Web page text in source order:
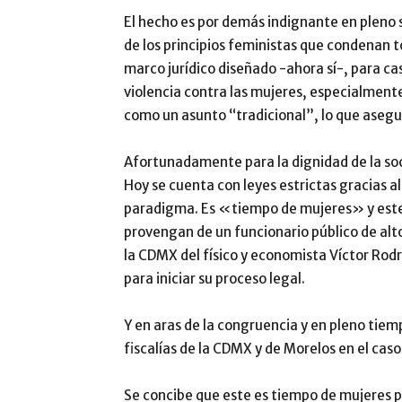
El hecho es por demás indignante en
de los principios feministas que condenan
marco jurídico diseñado -ahora sí-, para
violencia contra las mujeres,
como un asunto “tradicional”, lo que
Afortunadamente para la dignidad de la
Hoy se cuenta con leyes estrictas gracias
paradigma. Es «tiempo de mujeres» y
provengan de un funcionario público de
la CDMX del físico y economista Víctor
para iniciar su proceso legal.
Y en aras de la congruencia y en pleno
fiscalías de la CDMX y de Morelos en el
Se concibe que este es tiempo de